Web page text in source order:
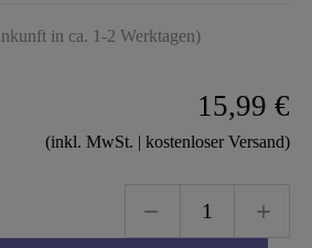
in ca. 1-2 Werktagen)
15,99 €
(inkl. MwSt. | kostenloser Versand)